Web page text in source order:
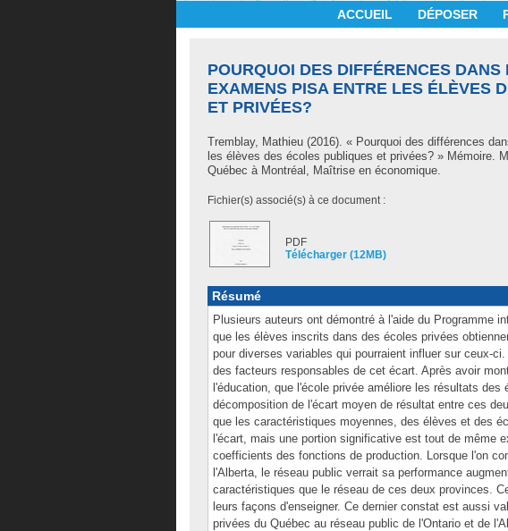
ACCUEIL DÉPOSER
POURQUOI DES DIFFÉRENCES DANS
EXAMENS PISA ENTRE LES ÉLÈVES
ET PRIVÉES?
Tremblay, Mathieu (2016). « Pourquoi des différences
les élèves des écoles publiques et privées? » Mémoire.
Québec à Montréal, Maîtrise en économique.
Fichier(s) associé(s) à ce document :
PDF
Télécharger (12MB)
Résumé
Plusieurs auteurs ont démontré à l'aide du Programme
que les élèves inscrits dans des écoles privées
pour diverses variables qui pourraient influer sur ceux-
des facteurs responsables de cet écart. Après avoir
l'éducation, que l'école privée améliore les résultats des
décomposition de l'écart moyen de résultat entre ces
que les caractéristiques moyennes, des élèves et des
l'écart, mais une portion significative est tout de même
coefficients des fonctions de production. Lorsque l'on
l'Alberta, le réseau public verrait sa performance
caractéristiques que le réseau de ces deux provinces.
leurs façons d'enseigner. Ce dernier constat est aussi
privées du Québec au réseau public de l'Ontario et de